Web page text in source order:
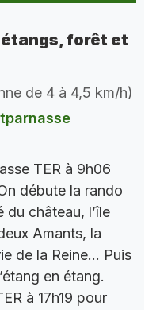
forêt et
de 4 à 4,5 km/h)
TER à 9h06
débute la rando
château, l’île
Amants, la
de la Reine… Puis
en étang.
à 17h19 pour